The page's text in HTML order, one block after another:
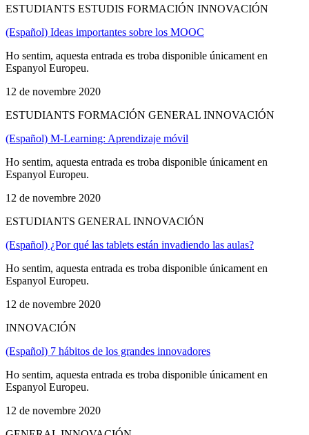
ESTUDIANTS ESTUDIS FORMACIÓN INNOVACIÓN
(Español) Ideas importantes sobre los MOOC
Ho sentim, aquesta entrada es troba disponible únicament en
Espanyol Europeu.
12 de novembre 2020
ESTUDIANTS FORMACIÓN GENERAL INNOVACIÓN
(Español) M-Learning: Aprendizaje móvil
Ho sentim, aquesta entrada es troba disponible únicament en
Espanyol Europeu.
12 de novembre 2020
ESTUDIANTS GENERAL INNOVACIÓN
(Español) ¿Por qué las tablets están invadiendo las aulas?
Ho sentim, aquesta entrada es troba disponible únicament en
Espanyol Europeu.
12 de novembre 2020
INNOVACIÓN
(Español) 7 hábitos de los grandes innovadores
Ho sentim, aquesta entrada es troba disponible únicament en
Espanyol Europeu.
12 de novembre 2020